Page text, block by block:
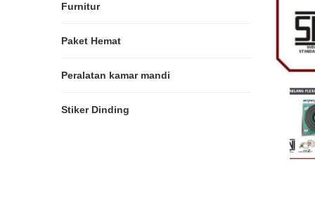
Furnitur
Paket Hemat
Peralatan kamar mandi
Stiker Dinding